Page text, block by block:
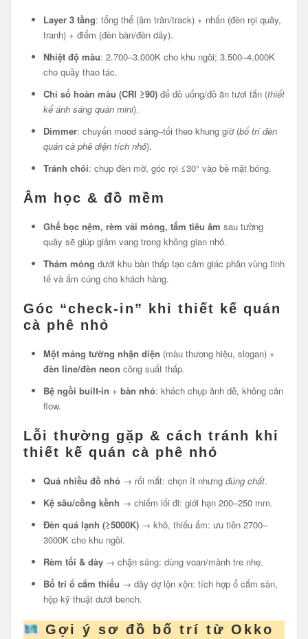
Layer 3 tầng: tổng thể (âm trần/track) + nhấn (đèn rọi quầy,
tranh) + điểm (đèn bàn/đèn dây).
Nhiệt độ màu: 2.700–3.000K cho khu ngồi; 3.500–4.000K
cho quầy thao tác.
Chỉ số hoàn màu (CRI ≥90) để đồ uống/đồ ăn tươi tắn (thiết
kế ánh sáng quán mini).
Dimmer: chuyển mood sáng–tối theo khung giờ (bố trí đèn
quán cà phê diện tích nhỏ).
Tránh chói: chụp đèn mờ, góc rọi ≤30° vào bề mặt bóng.
Âm học & đồ mềm
Ghế bọc nệm, rèm vải mỏng, tấm tiêu âm sau tường
quầy sẽ giúp giảm vang trong không gian nhỏ.
Thảm mỏng dưới khu bàn thấp tạo cảm giác phân vùng tinh
tế và ấm cúng cho khách hàng.
Góc “check-in” khi thiết kế quán
cà phê nhỏ
Một mảng tường nhận diện (màu thương hiệu, slogan) +
đèn line/đèn neon công suất thấp.
Bệ ngồi built-in +bàn nhỏ: khách chụp ảnh dễ, không cản
flow.
Lỗi thường gặp & cách tránh khi
thiết kế quán cà phê nhỏ
Quá nhiều đồ nhỏ → rối mắt: chọn ít nhưngđúng chất.
Kệ sâu/cồng kềnh → chiếm lối đi: giới hạn 200–250 mm.
Đèn quá lạnh (≥5000K) → khô, thiếu ấm: ưu tiên 2700–
3000K cho khu ngồi.
Rèm tối & dày → chặn sáng: dùng voan/mành tre nhẹ.
Bố trí ổ cắm thiếu → dây dợ lộn xộn: tích hợp ổ cắm sàn,
hộp kỹ thuật dưới bench.
Gợi ý sơ đồ bố trí từ Okko